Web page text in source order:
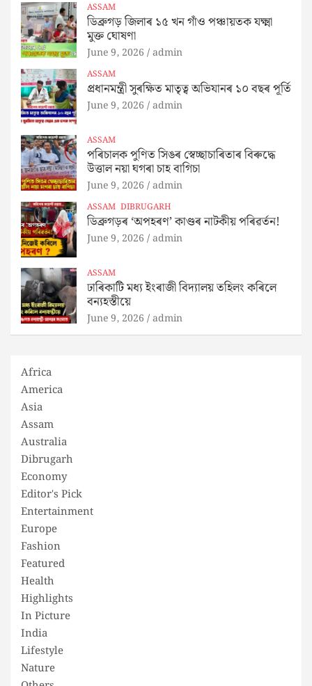
ASSAM
ডিব্ৰুগড় জিলাৰ ১৫ খন গাঁও পঞ্চায়তক যক্ষ্মা
মুক্ত ঘোষণা
June 9, 2026 admin
ASSAM
প্ৰধানমন্ত্ৰী সুৰক্ষিত মাতৃত্ব অভিযানৰ ১০ বছৰ পূৰ্তি
June 9, 2026 admin
ASSAM
পৰিচালক পুণিত সিঙৰ স্বেচ্ছাচাৰিতাৰ বিৰুদ্ধে
উত্তাল নয়া ঘগৰা চাহ বাগিচা
June 9, 2026 admin
ASSAM DIBRUGARH
ডিব্ৰুগড়ৰ ‘অপহৰণ’ কাণ্ডৰ নাটকীয় পৰিৱৰ্তন!
June 9, 2026 admin
ASSAM
ঢাৰিকাটি মধ্য ইংৰাজী বিদ্যালয় তহিলং কৰিলে
বন্যহস্তীয়ে
June 9, 2026 admin
Africa
America
Asia
Assam
Australia
Dibrugarh
Economy
Editor's Pick
Entertainment
Europe
Fashion
Featured
Health
Highlights
In Picture
India
Lifestyle
Nature